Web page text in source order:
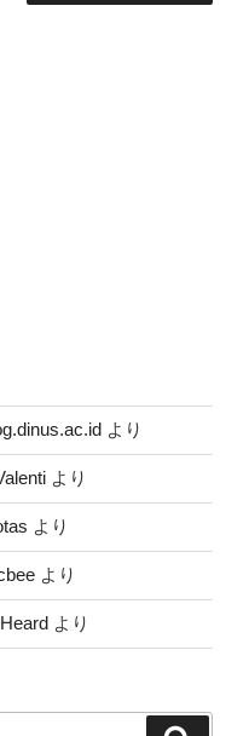
より
より
より
より
より